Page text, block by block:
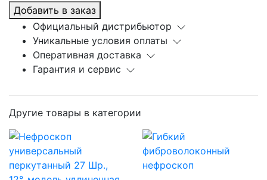
Добавить в заказ
Официальный дистрибьютор
Уникальные условия оплаты
Оперативная доставка
Гарантия и сервис
Другие товары в категории